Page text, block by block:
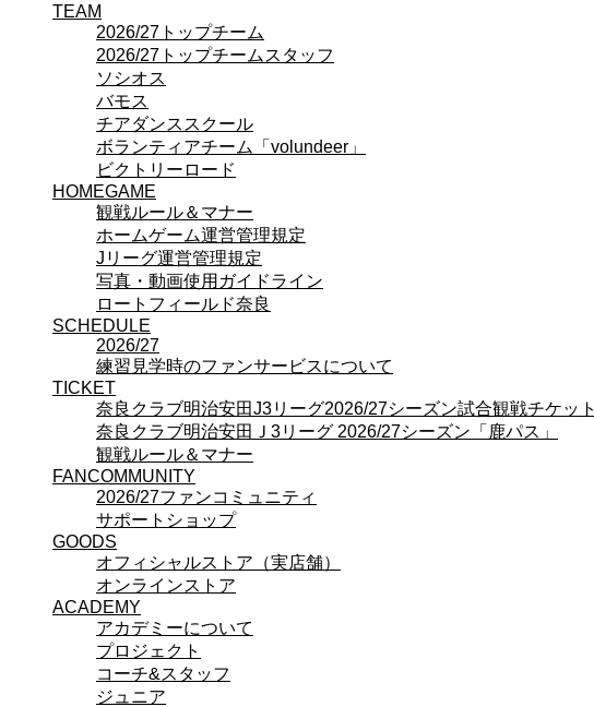
SCHEDULE
2026/27
練習見学時のファンサービスについて
TICKET
奈良クラブ明治安田J3リーグ2026/27シーズン試合観戦チケット
奈良クラブ明治安田Ｊ3リーグ 2026/27シーズン「鹿パス」
観戦ルール＆マナー
FANCOMMUNITY
2026/27ファンコミュニティ
サポートショップ
GOODS
オフィシャルストア（実店舗）
オンラインストア
ACADEMY
アカデミーについて
プロジェクト
コーチ&スタッフ
ジュニア
ジュニアユース
ユース
練習拠点（ナラディーア）
SCHOOL
CLUB
2026/27 パートナー企業
パートナー募集
クラブ理念
クラブ情報
サステナビリティ
Web制作支援
応援プロジェクト
TEAM
2026/27トップチーム
2026/27トップチームスタッフ
ソシオス
バモス
チアダンススクール
ボランティアチーム「volundeer」
ビクトリーロード
HOMEGAME
観戦ルール＆マナー
ホームゲーム運営管理規定
Jリーグ運営管理規定
写真・動画使用ガイドライン
ロートフィールド奈良
SCHEDULE
2026/27
練習見学時のファンサービスについて
TICKET
奈良クラブ明治安田J3リーグ2026/27シーズン試合観戦チケット
奈良クラブ明治安田Ｊ3リーグ 2026/27シーズン「鹿パス」
観戦ルール＆マナー
FANCOMMUNITY
2026/27ファンコミュニティ
サポートショップ
GOODS
オフィシャルストア（実店舗）
オンラインストア
ACADEMY
アカデミーについて
プロジェクト
コーチ&スタッフ
ジュニア